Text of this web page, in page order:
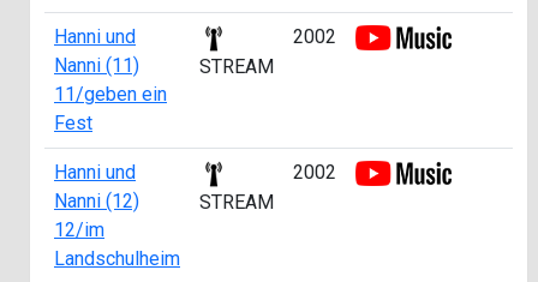
Hanni und
Nanni (11)
11/geben ein
Fest
STREAM
2002
Hanni und
Nanni (12)
12/im
Landschulheim
STREAM
2002